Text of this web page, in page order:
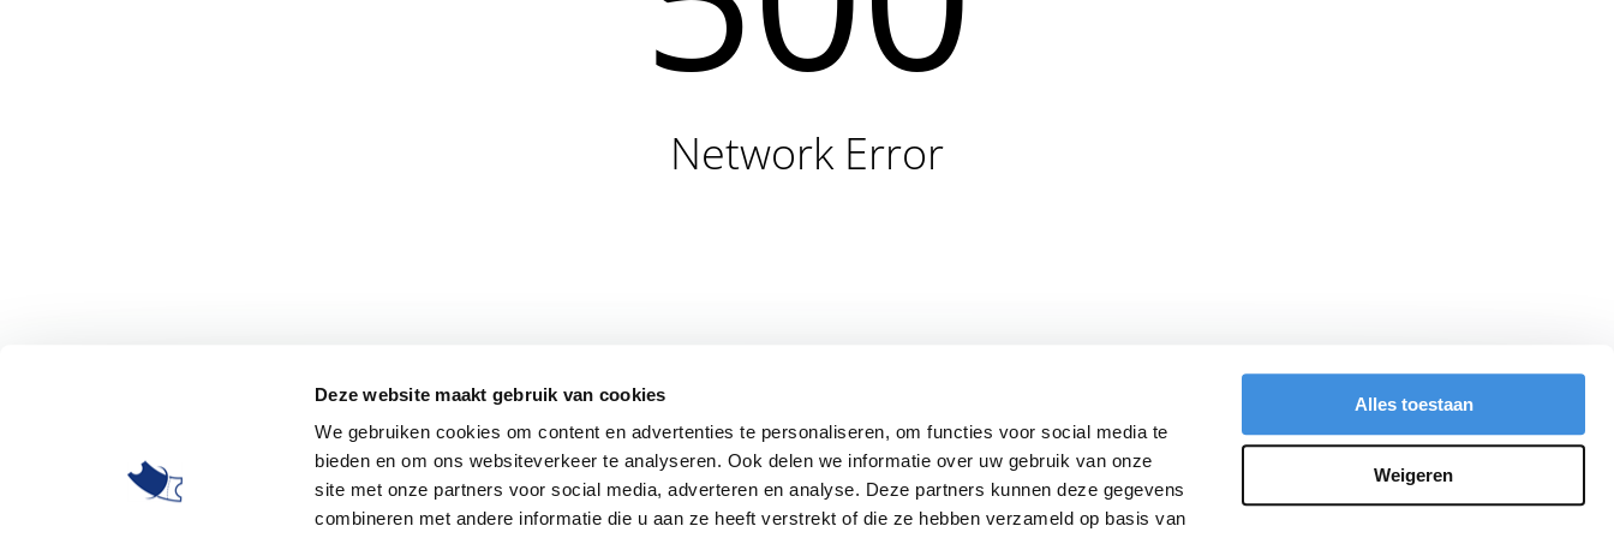
Deze website maakt gebruik van cookies
We gebruiken cookies om content en advertenties te personaliseren, om functies voor social media te
bieden en om ons websiteverkeer te analyseren. Ook delen we informatie over uw gebruik van onze
site met onze partners voor social media, adverteren en analyse. Deze partners kunnen deze gegevens
combineren met andere informatie die u aan ze heeft verstrekt of die ze hebben verzameld op basis van
Alles toestaan
Weigeren
Network Error